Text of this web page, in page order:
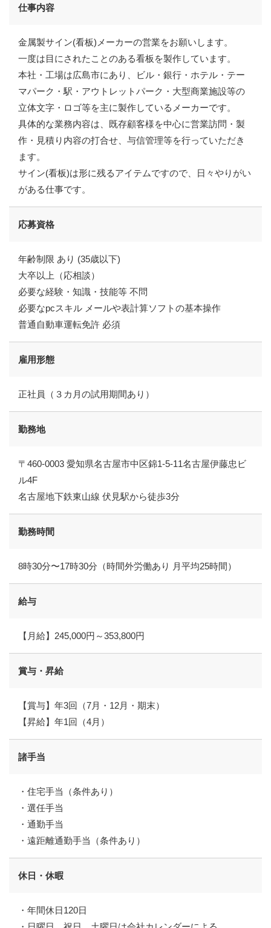
仕事内容
金属製サイン(看板)メーカーの営業をお願いします。
一度は目にされたことのある看板を製作しています。
本社・工場は広島市にあり、ビル・銀行・ホテル・テー
マパーク・駅・アウトレットパーク・大型商業施設等の
立体文字・ロゴ等を主に製作しているメーカーです。
具体的な業務内容は、既存顧客様を中心に営業訪問・製
作・見積り内容の打合せ、与信管理等を行っていただき
ます。
サイン(看板)は形に残るアイテムですので、日々やりがい
がある仕事です。
応募資格
年齢制限 あり (35歳以下)
大卒以上（応相談）
必要な経験・知識・技能等 不問
必要なpcスキル メールや表計算ソフトの基本操作
普通自動車運転免許 必須
雇用形態
正社員（３カ月の試用期間あり）
勤務地
〒460-0003 愛知県名古屋市中区錦1-5-11名古屋伊藤忠ビ
ル4F
名古屋地下鉄東山線 伏見駅から徒歩3分
勤務時間
8時30分〜17時30分（時間外労働あり 月平均25時間）
給与
【月給】245,000円～353,800円
賞与・昇給
【賞与】年3回（7月・12月・期末）
【昇給】年1回（4月）
諸手当
・住宅手当（条件あり）
・選任手当
・通勤手当
・遠距離通勤手当（条件あり）
休日・休暇
・年間休日120日